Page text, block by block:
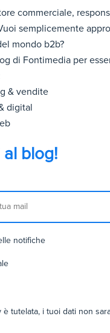
commerciale,
semplicemente
mondo b2b?
di Fontimedia per
& vendite
digital
al blog!
notifiche
è tutelata, i tuoi dati non